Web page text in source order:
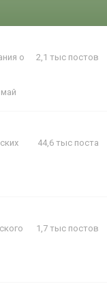
о
2,1 тыс постов
44,6 тыс поста
1,7 тыс постов